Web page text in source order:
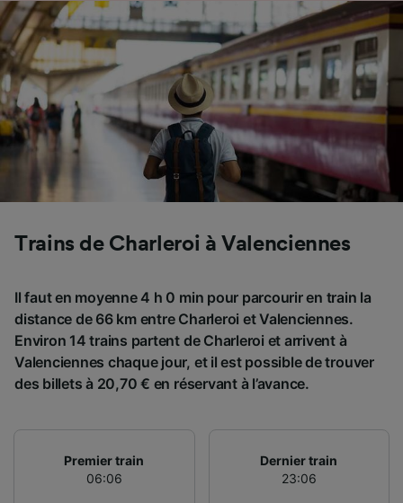
Trains de Charleroi à Valenciennes
Il faut en moyenne 4 h 0 min pour parcourir en train la
distance de 66 km entre Charleroi et Valenciennes.
Environ 14 trains partent de Charleroi et arrivent à
Valenciennes chaque jour, et il est possible de trouver
des billets à 20,70 € en réservant à l’avance.
Premier train
06:06
Dernier train
23:06